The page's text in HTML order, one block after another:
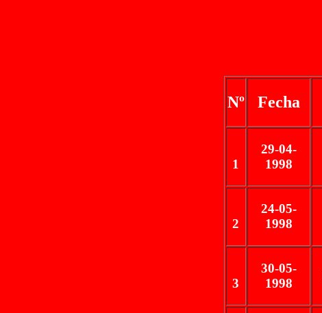
Nº Fecha
1
29-04-
1998
2
24-05-
1998
3
30-05-
1998